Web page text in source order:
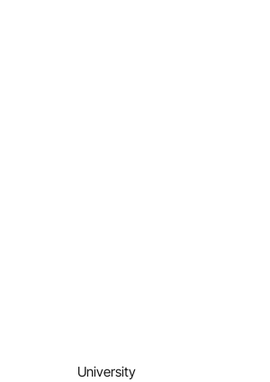
University